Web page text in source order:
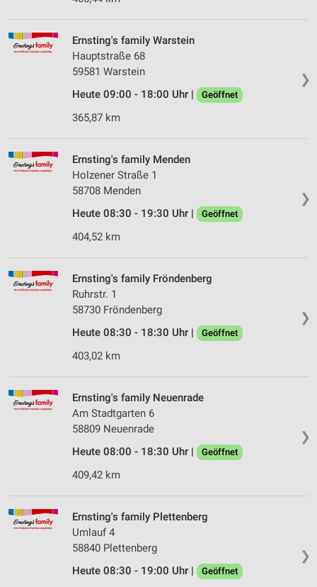
❯
Ernsting's family Warstein
Hauptstraße 68
59581 Warstein
Heute 09:00 - 18:00 Uhr |
Geöffnet
365,87 km
❯
Ernsting's family Menden
Holzener Straße 1
58708 Menden
Heute 08:30 - 19:30 Uhr |
Geöffnet
404,52 km
❯
Ernsting's family Fröndenberg
Ruhrstr. 1
58730 Fröndenberg
Heute 08:30 - 18:30 Uhr |
Geöffnet
403,02 km
❯
Ernsting's family Neuenrade
Am Stadtgarten 6
58809 Neuenrade
Heute 08:00 - 18:30 Uhr |
Geöffnet
409,42 km
❯
Ernsting's family Plettenberg
Umlauf 4
58840 Plettenberg
Heute 08:30 - 19:00 Uhr |
Geöffnet